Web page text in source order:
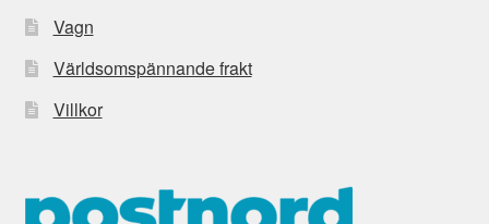
Vagn
Världsomspännande frakt
Villkor